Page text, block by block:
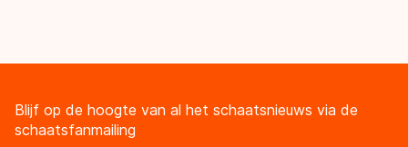
Blijf op de hoogte van al het schaatsnieuws via de
schaatsfanmailing